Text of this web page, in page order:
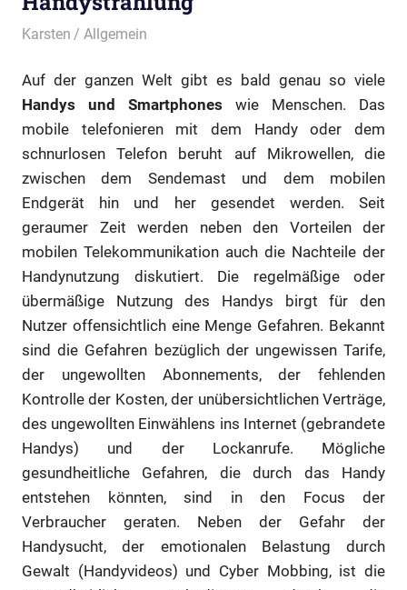
5. Februar 2014
Karsten Allgemein
Auf der ganzen Welt gibt es bald genau so viele
Handys und Smartphones wie Menschen. Das
mobile telefonieren mit dem Handy oder dem
schnurlosen Telefon beruht auf Mikrowellen, die
zwischen dem Sendemast und dem mobilen
Endgerät hin und her gesendet werden. Seit
geraumer Zeit werden neben den Vorteilen der
mobilen Telekommunikation auch die Nachteile der
Handynutzung diskutiert. Die regelmäßige oder
übermäßige Nutzung des Handys birgt für den
Nutzer offensichtlich eine Menge Gefahren. Bekannt
sind die Gefahren bezüglich der ungewissen Tarife,
der ungewollten Abonnements, der fehlenden
Kontrolle der Kosten, der unübersichtlichen Verträge,
des ungewollten Einwählens ins Internet (gebrandete
Handys) und der Lockanrufe. Mögliche
gesundheitliche Gefahren, die durch das Handy
entstehen könnten, sind in den Focus der
Verbraucher geraten. Neben der Gefahr der
Handysucht, der emotionalen Belastung durch
Gewalt (Handyvideos) und Cyber Mobbing, ist die